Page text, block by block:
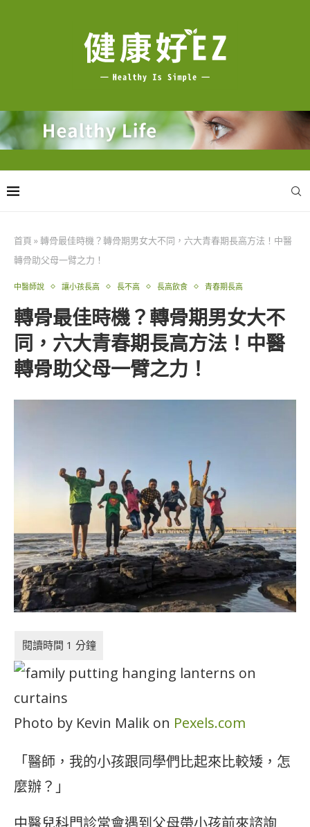
首頁 »轉骨最佳時機？轉骨期男女大不同，六大青春期長高方法！中醫
轉骨助父母一臂之力！
中醫師說 讓小孩長高 長不高 長高飲食 青春期長高
轉骨最佳時機？轉骨期男女大不
同，六大青春期長高方法！中醫
轉骨助父母一臂之力！
Photo by Kevin Malik on Pexels.com
「醫師，我的小孩跟同學們比起來比較矮，怎
麼辦？」
中醫兒科門診常會遇到父母帶小孩前來諮詢